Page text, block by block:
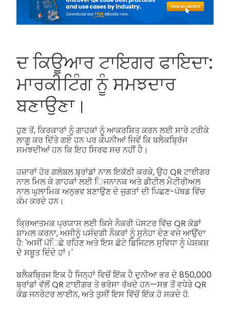
ਦ ਕਿਊਆਰ ਟਾਇਗਰ ਫਾਇਦਾ:
ਮਾਰਕੀਟਿੰਗ ਨੂੰ ਸਮਝਦਾਰ
ਬਣਾਉਣਾ।
ਹੁਣ ਤੋਂ, ਕਿਰਕਾਰਾਂ ਨੂੰ ਗਾਹਕਾਂ ਨੂੰ ਆਕਰਸ਼ਿਤ ਕਰਨ ਲਈ ਸਾਰੇ ਟਰੀਕੇ
ਲਾਗੂ ਕਰ ਦਿੱਤੇ ਗਏ ਹਨ ਪਰ ਕੰਪਨੀਆਂ ਜਿਵੇਂ ਕਿ ਬਲੈਕਬ੍ਰਿੱਜ
ਸਮਝਦੀਆਂ ਹਨ ਕਿ ਇਹ ਸਿਰਫ ਸਚ ਨਹੀਂ ਹੈ।
ਹਜ਼ਾਰਾਂ ਹੋਰ ਗਲੋਬਲ ਬ੍ਰਾਂਡਾਂ ਨਾਲ ਇਕੱਠੀ ਕਰਕੇ, ਉਹ QR ਟਾਈਗਰ
ਨਾਲ ਮਿਲ ਕੇ ਗਾਹਕਾਂ ਲਈ ਿਜਨਾਨਕ ਅਤੇ ਡੀਟੀਲ ਮੈਟੀਰੀਅਲ
ਨਾਲ ਘੁਲਾਮਿਕ ਅਨੁਭਵ ਬਣਾਉਣ ਦੇ ਜੁਗਤਾਂ ਦੀ ਪਿਛਣ-ਪੱਥਡ ਵਿੱਚ
ਕੰਮ ਕਰਦੇ ਹਨ।
ਕ੍ਰਿਆਤਮਕ ਪ੍ਰਯਾਸ ਲਈ ਕਿਸੇ ਨੌਕਰੀ ਪੋਸਟਰ ਵਿੱਚ QR ਕੋਡਾਂ
ਸ਼ਾਮਲ ਕਰਨਾ, ਅਸੀਨੂੰ ਪਸੰਦਗੀ ਨੌਕਰਾਂ ਨੂੰ ਸੁਨੇਹਾ ਦੇਣ ਵਜੇ ਆਉਂਦਾ
ਹੈ: 'ਅਸੀਂ ਪੱਿਛੇ ਰਹਿਣ ਅਤੇ ਇਸ ਛੋਟੇ ਡਿਜਿਟਲ ਸੁਵਿਧਾ ਨੂੰ ਪੇਸ਼ਕਸ਼
ਦੇ ਸਬੂਤ ਦਿੰਦੇ ਹਾਂ।'
ਬਲੈਕਬ੍ਰਿਜ ਇਕ ਹੈ ਜਿਨ੍ਹਾਂ ਵਿਚੋਂ ਇੱਕ ਹੈ ਦੁਨੀਆ ਭਰ ਦੇ 850,000
ਬ੍ਰਾਂਡਾਂ ਵੱਲੋਂ QR ਟਾਈਗਰ ਤੇ ਭਰੋਸਾ ਰੱਖਦੇ ਹਨ—ਸਭ ਤੋਂ ਵਧੇਰੇ QR
ਕੋਡ ਜਨਰੇਟਰ ਲਾਈਨ, ਅਤੇ ਤੁਸੀਂ ਇਸ ਵਿੱਚੋਂ ਇੱਕ ਹੋ ਸਕਦੇ ਹੋ.